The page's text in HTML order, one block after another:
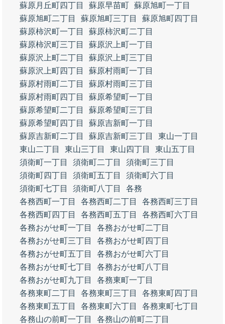
蘇原月丘町四丁目
蘇原早苗町 蘇原旭町一丁目
蘇原旭町二丁目
蘇原旭町三丁目
蘇原旭町四丁目
蘇原柿沢町一丁目
蘇原柿沢町二丁目
蘇原柿沢町三丁目
蘇原沢上町一丁目
蘇原沢上町二丁目
蘇原沢上町三丁目
蘇原沢上町四丁目
蘇原村雨町一丁目
蘇原村雨町二丁目
蘇原村雨町三丁目
蘇原村雨町四丁目
蘇原希望町一丁目
蘇原希望町二丁目
蘇原希望町三丁目
蘇原希望町四丁目
蘇原吉新町一丁目
蘇原吉新町二丁目
蘇原吉新町三丁目
東山一丁目
東山二丁目
東山三丁目 東山四丁目
東山五丁目
須衛町一丁目
須衛町二丁目
須衛町三丁目
須衛町四丁目
須衛町五丁目
須衛町六丁目
須衛町七丁目
須衛町八丁目
各務
各務西町一丁目
各務西町二丁目
各務西町三丁目
各務西町四丁目
各務西町五丁目
各務西町六丁目
各務おがせ町一丁目
各務おがせ町二丁目
各務おがせ町三丁目
各務おがせ町四丁目
各務おがせ町五丁目
各務おがせ町六丁目
各務おがせ町七丁目
各務おがせ町八丁目
各務おがせ町九丁目
各務東町一丁目
各務東町二丁目
各務東町三丁目
各務東町四丁目
各務東町五丁目
各務東町六丁目
各務東町七丁目
各務山の前町一丁目
各務山の前町二丁目